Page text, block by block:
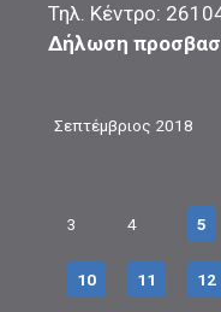
Τηλ. Κέντρο:
Δήλωση
Σεπτέμβριος 2018
3 4 5
10 11 12